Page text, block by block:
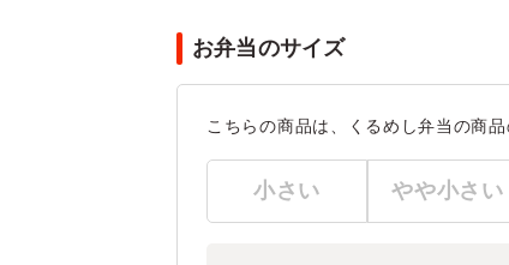
お弁当のサイズ
こちらの商品は、くるめし弁当の商
小さい やや小さい